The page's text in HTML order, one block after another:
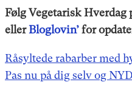
Følg Vegetarisk Hverdag
ellerBloglovin’for
Råsyltede rabarber med
Pas nu på dig selv og